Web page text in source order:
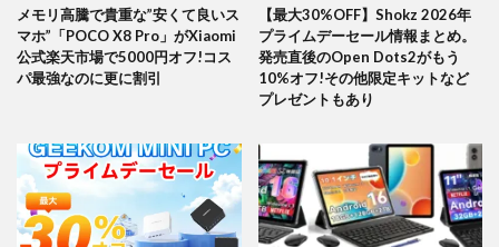
メモリ高騰で貴重な”安くて良いス
マホ”「POCO X8 Pro」がXiaomi
公式楽天市場で5000円オフ!コス
パ最強なのに更に割引
【最大30%OFF】Shokz 2026年
プライムデーセール情報まとめ。
発売直後のOpen Dots2がもう
10%オフ!その他限定キットなど
プレゼントもあり